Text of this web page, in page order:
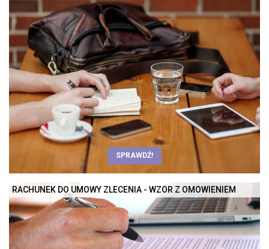
SPRAWDŹ!
RACHUNEK DO UMOWY ZLECENIA - WZÓR Z OMÓWIENIEM